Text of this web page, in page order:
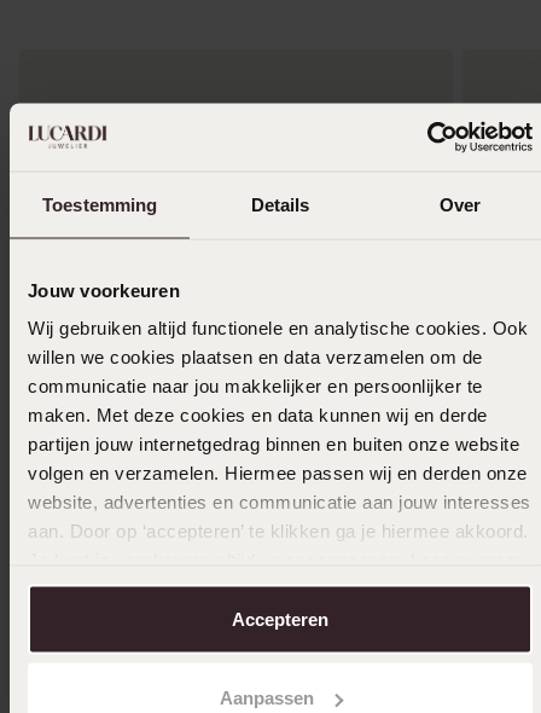
Toestemming Details Over
Jouw voorkeuren
Wij gebruiken altijd functionele en analytische cookies. Ook
willen we cookies plaatsen en data verzamelen om de
communicatie naar jou makkelijker en persoonlijker te
maken. Met deze cookies en data kunnen wij en derde
partijen jouw internetgedrag binnen en buiten onze website
volgen en verzamelen. Hiermee passen wij en derden onze
website, advertenties en communicatie aan jouw interesses
aan. Door op ‘accepteren’ te klikken ga je hiermee akkoord.
over in onscookiebeleid.
Accepteren
Aanpassen
Studex stainless steel schietoorbel flamingo
5mm 241
14
Alleen in winkel
Studex
kristal
34
Alleen
Anderen kochten ook